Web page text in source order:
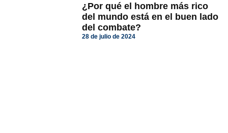
¿Por qué el hombre más rico
del mundo está en el buen lado
del combate?
28 de julio de 2024